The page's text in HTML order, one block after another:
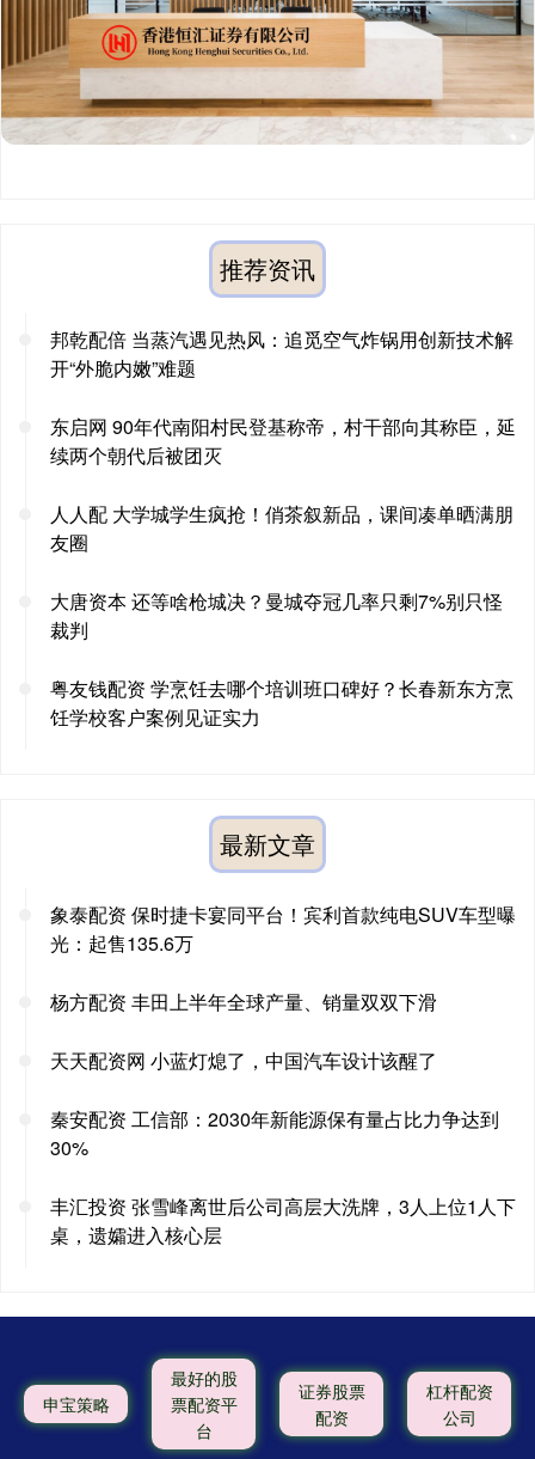
推荐资讯
邦乾配倍 当蒸汽遇见热风：追觅空气炸锅用创新技术解
开“外脆内嫩”难题
东启网 90年代南阳村民登基称帝，村干部向其称臣，延
续两个朝代后被团灭
人人配 大学城学生疯抢！俏茶叙新品，课间凑单晒满朋
友圈
大唐资本 还等啥枪城决？曼城夺冠几率只剩7%别只怪
裁判
粤友钱配资 学烹饪去哪个培训班口碑好？长春新东方烹
饪学校客户案例见证实力
最新文章
象泰配资 保时捷卡宴同平台！宾利首款纯电SUV车型曝
光：起售135.6万
杨方配资 丰田上半年全球产量、销量双双下滑
天天配资网 小蓝灯熄了，中国汽车设计该醒了
秦安配资 工信部：2030年新能源保有量占比力争达到
30%
丰汇投资 张雪峰离世后公司高层大洗牌，3人上位1人下
桌，遗孀进入核心层
申宝策略
最好的股
票配资平
台
证券股票
配资
杠杆配资
公司